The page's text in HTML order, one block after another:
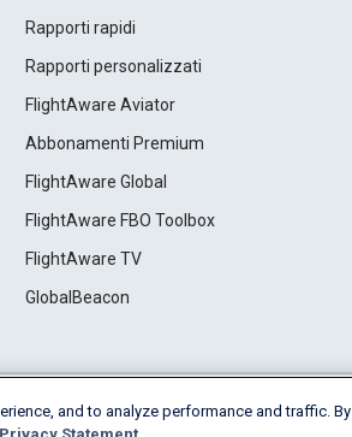
Rapporti rapidi
Rapporti personalizzati
FlightAware Aviator
Abbonamenti Premium
FlightAware Global
FlightAware FBO Toolbox
FlightAware TV
GlobalBeacon
Cookie Settings
and to analyze performance and traffic. By